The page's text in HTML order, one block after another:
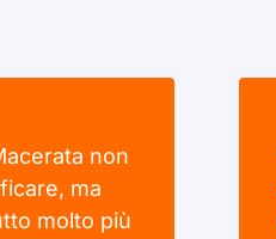
non
ma
molto più